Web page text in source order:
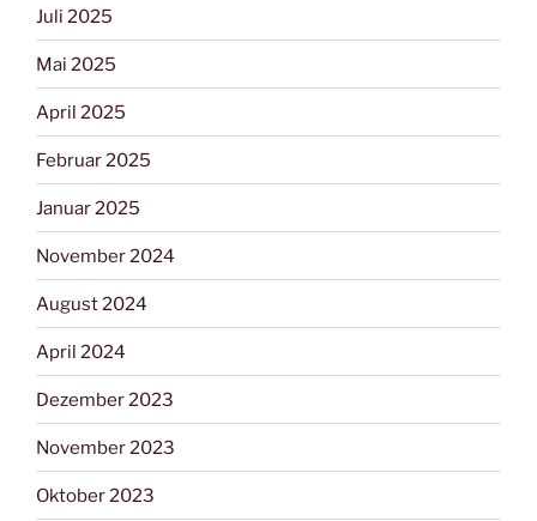
Juli 2025
Mai 2025
April 2025
Februar 2025
Januar 2025
November 2024
August 2024
April 2024
Dezember 2023
November 2023
Oktober 2023